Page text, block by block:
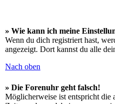
» Wie kann ich meine
Wenn du dich registriert hast,
angezeigt. Dort kannst du alle
Nach oben
» Die Forenuhr geht falsch!
Möglicherweise ist entspricht die